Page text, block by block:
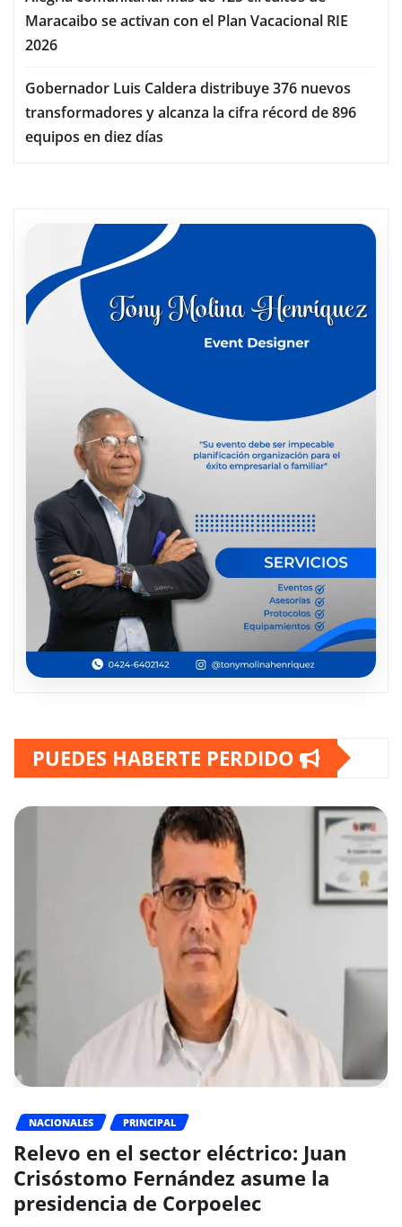
Maracaibo se activan con el Plan Vacacional RIE
2026
Gobernador Luis Caldera distribuye 376 nuevos
transformadores y alcanza la cifra récord de 896
equipos en diez días
PUEDES HABERTE PERDIDO
NACIONALES PRINCIPAL
Relevo en el sector eléctrico: Juan
Crisóstomo Fernández asume la
presidencia de Corpoelec